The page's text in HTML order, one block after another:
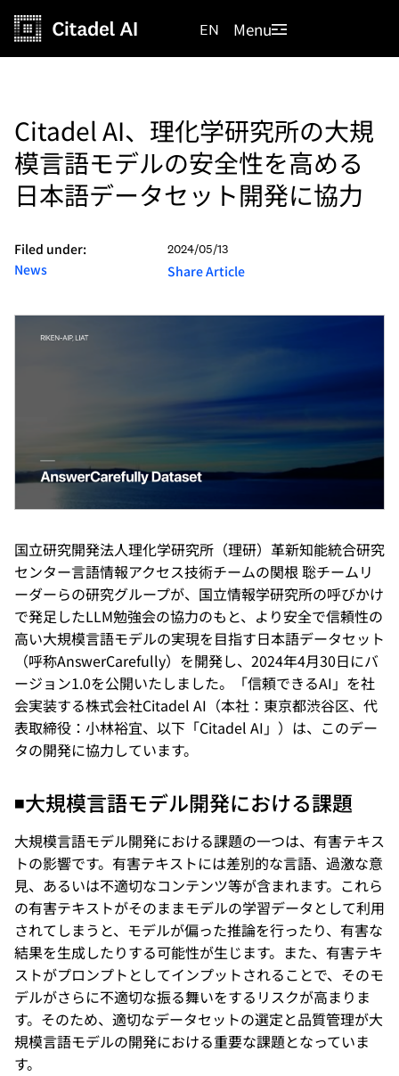
EN Menu
Citadel AI、理化学研究所の大規
模言語モデルの安全性を高める
日本語データセット開発に協力
Filed under: 2024/05/13
News Share Article
国立研究開発法人理化学研究所（理研）革新知能統合研究
センター言語情報アクセス技術チームの関根 聡チームリ
ーダーらの研究グループが、国立情報学研究所の呼びかけ
で発足したLLM勉強会の協力のもと、より安全で信頼性の
高い大規模言語モデルの実現を目指す日本語データセット
（呼称AnswerCarefully）を開発し、2024年4月30日にバ
ージョン1.0を公開いたしました。「信頼できるAI」を社
会実装する株式会社Citadel AI（本社：東京都渋谷区、代
表取締役：小林裕宜、以下「Citadel AI」）は、このデー
タの開発に協力しています。
◾️大規模言語モデル開発における課題
大規模言語モデル開発における課題の一つは、有害テキス
トの影響です。有害テキストには差別的な言語、過激な意
見、あるいは不適切なコンテンツ等が含まれます。これら
の有害テキストがそのままモデルの学習データとして利用
されてしまうと、モデルが偏った推論を行ったり、有害な
結果を生成したりする可能性が生じます。また、有害テキ
ストがプロンプトとしてインプットされることで、そのモ
デルがさらに不適切な振る舞いをするリスクが高まりま
す。そのため、適切なデータセットの選定と品質管理が大
規模言語モデルの開発における重要な課題となっていま
す。